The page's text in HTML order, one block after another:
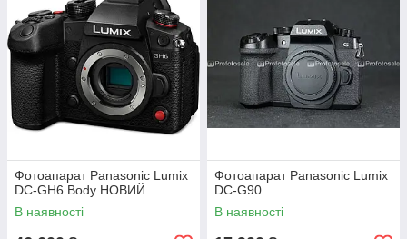
Фотоапарат Panasonic Lumix
DC-GH6 Body НОВИЙ
В наявності
Фотоапарат Panasonic Lumix
DC-G90
В наявності